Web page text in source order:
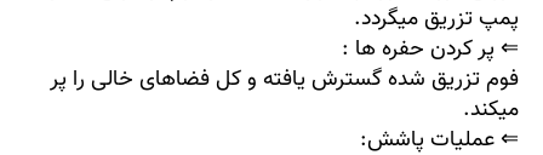
پمپ تزریق میگردد.
⇐ پر کردن حفره ها :
فوم تزریق شده گسترش یافته و کل فضاهای خالی را پر
میکند.
⇐ عملیات پاشش: